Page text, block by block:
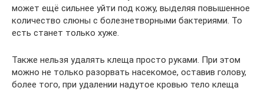
может ещё сильнее уйти под кожу, выделяя повышенное
количество слюны с болезнетворными бактериями. То
есть станет только хуже.
Также нельзя удалять клеща просто руками. При этом
можно не только разорвать насекомое, оставив голову,
более того, при удалении надутое кровью тело клеща